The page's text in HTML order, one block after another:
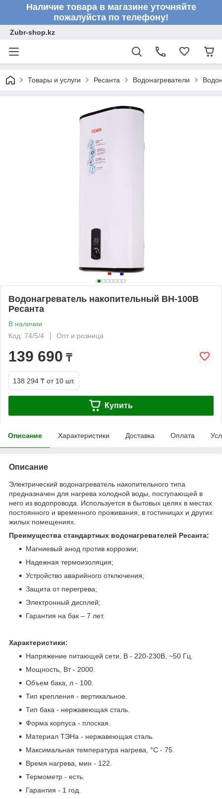
Наличие товара в магазине уточняйте
пожалуйста по телефону!
Zubr-shop.kz
Товары и услуги Ресанта Водонагреватели
Водонагреватель накопительный ВН-100В
Ресанта
В наличии
Код: 74/5/4
Опт и розница
139 690 ₸
138 294 ₸ от 10 шт.
Купить
Описание Характеристики Доставка Оплата
Описание
Электрический водонагреватель накопительного типа
предназначен для нагрева холодной воды, поступающей в
него из водопровода. Используется в бытовых целях в местах
постоянного и временного проживания, в гостиницах и других
жилых помещениях.
Преимущества стандартных водонагревателей Ресанта:
Магниевый анод против коррозии;
Надежная термоизоляция;
Устройство аварийного отключения;
Защита от перегрева;
Электронный дисплей;
Гарантия на бак – 7 лет.
Характеристики:
Напряжение питающей сети, В - 220-230В, ~50 Гц.
Мощность, Вт - 2000.
Объем бака, л - 100.
Тип крепления - вертикальное.
Тип бака - нержавеющая сталь.
Форма корпуса - плоская.
Материал ТЭНа - нержавеющая сталь.
Максимальная температура нагрева, °С - 75.
Время нагрева, мин - 122.
Термометр - есть.
Гарантия - 1 год.